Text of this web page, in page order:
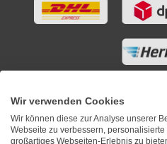
Wir verwenden Cookies
Wir können diese zur Analyse unserer
Webseite zu verbessern,
großartiges Webseiten-Erlebnis zu